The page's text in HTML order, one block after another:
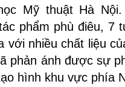
Mỹ thuật Hà
phẩm phù điêu, 7
với nhiều chất liệu
phản ánh được sự
hình khu vực phía